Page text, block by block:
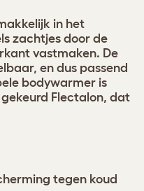
in het
zachtjes door de
vastmaken. De
en dus passend
bodywarmer is
Flectalon, dat
tegen koud